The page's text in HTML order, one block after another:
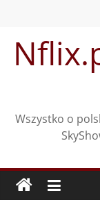
treści
Wszystko o